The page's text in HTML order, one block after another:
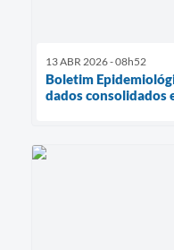
13 ABR 2026 - 08h52
Boletim
dados consolidados